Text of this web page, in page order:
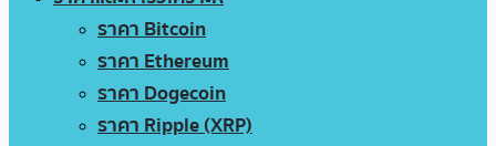
ราคา Bitcoin
ราคา Ethereum
ราคา Dogecoin
ราคา Ripple (XRP)